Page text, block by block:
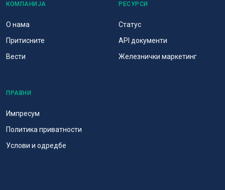
КОМПАНИЈА
О нама
Притисните
Вести
РЕСУРСИ
Статус
API документи
Железнички маркетинг
ПРАВНИ
Импресум
Политика приватности
Услови и одредбе